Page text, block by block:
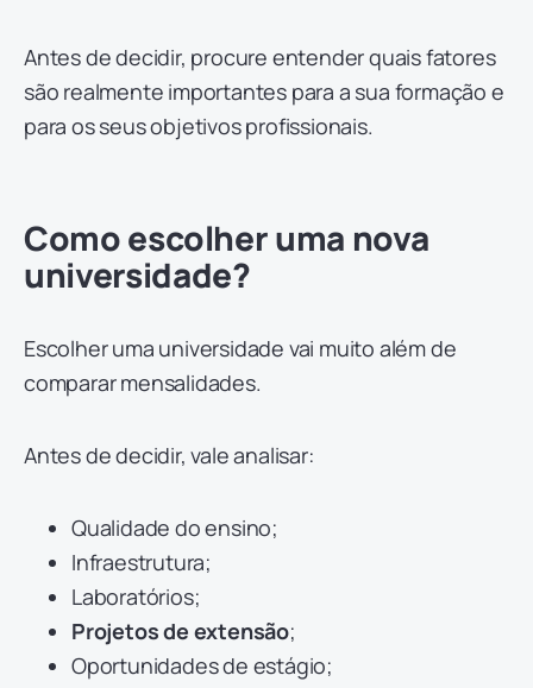
Antes de decidir, procure entender quais fatores
são realmente importantes para a sua formação e
para os seus objetivos profissionais.
Como escolher uma nova
universidade?
Escolher uma universidade vai muito além de
comparar mensalidades.
Antes de decidir, vale analisar:
Qualidade do ensino;
Infraestrutura;
Laboratórios;
Projetos de extensão;
Oportunidades de estágio;